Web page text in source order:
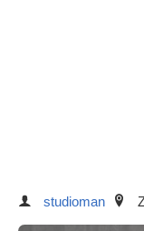
studioman